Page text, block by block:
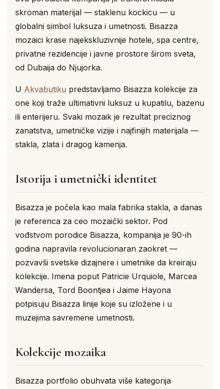
skroman materijal — staklenu kockicu — u
globalni simbol luksuza i umetnosti. Bisazza
mozaici krase najekskluzivnije hotele, spa centre,
privatne rezidencije i javne prostore širom sveta,
od Dubaija do Njujorka.
U Akvabutiku predstavljamo Bisazza kolekcije za
one koji traže ultimativni luksuz u kupatilu, bazenu
ili enterijeru. Svaki mozaik je rezultat preciznog
zanatstva, umetničke vizije i najfinijih materijala —
stakla, zlata i dragog kamenja.
Istorija i umetnički identitet
Bisazza je počela kao mala fabrika stakla, a danas
je referenca za ceo mozaički sektor. Pod
vođstvom porodice Bisazza, kompanija je 90-ih
godina napravila revolucionaran zaokret —
pozvavši svetske dizajnere i umetnike da kreiraju
kolekcije. Imena poput Patricie Urquiole, Marcea
Wandersa, Tord Boontjea i Jaime Hayona
potpisuju Bisazza linije koje su izložene i u
muzejima savremene umetnosti.
Kolekcije mozaika
Bisazza portfolio obuhvata više kategorija